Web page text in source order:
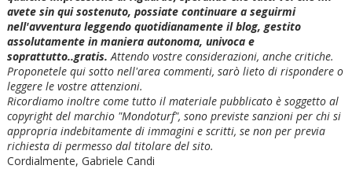
avete sin qui sostenuto, possiate continuare a seguirmi
nell'avventura leggendo quotidianamente il blog, gestito
assolutamente in maniera autonoma, univoca e
soprattutto..gratis. Attendo vostre considerazioni, anche critiche.
Proponetele qui sotto nell'area commenti, sarò lieto di rispondere o
leggere le vostre attenzioni.
Ricordiamo inoltre come tutto il materiale pubblicato è soggetto al
copyright del marchio "Mondoturf", sono previste sanzioni per chi si
appropria indebitamente di immagini e scritti, se non per previa
richiesta di permesso dal titolare del sito.
Cordialmente, Gabriele Candi